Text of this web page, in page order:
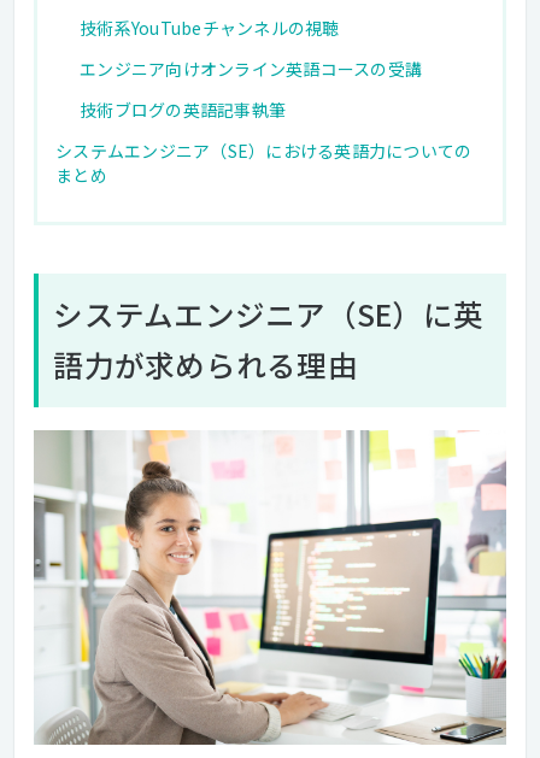
技術系YouTubeチャンネルの視聴
エンジニア向けオンライン英語コースの受講
技術ブログの英語記事執筆
システムエンジニア（SE）における英語力についての
まとめ
システムエンジニア（SE）に英
語力が求められる理由